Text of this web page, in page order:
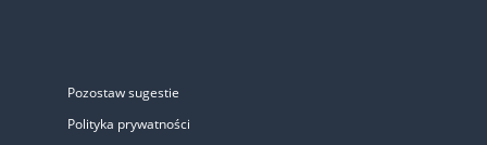
Pozostaw sugestie
Polityka prywatności